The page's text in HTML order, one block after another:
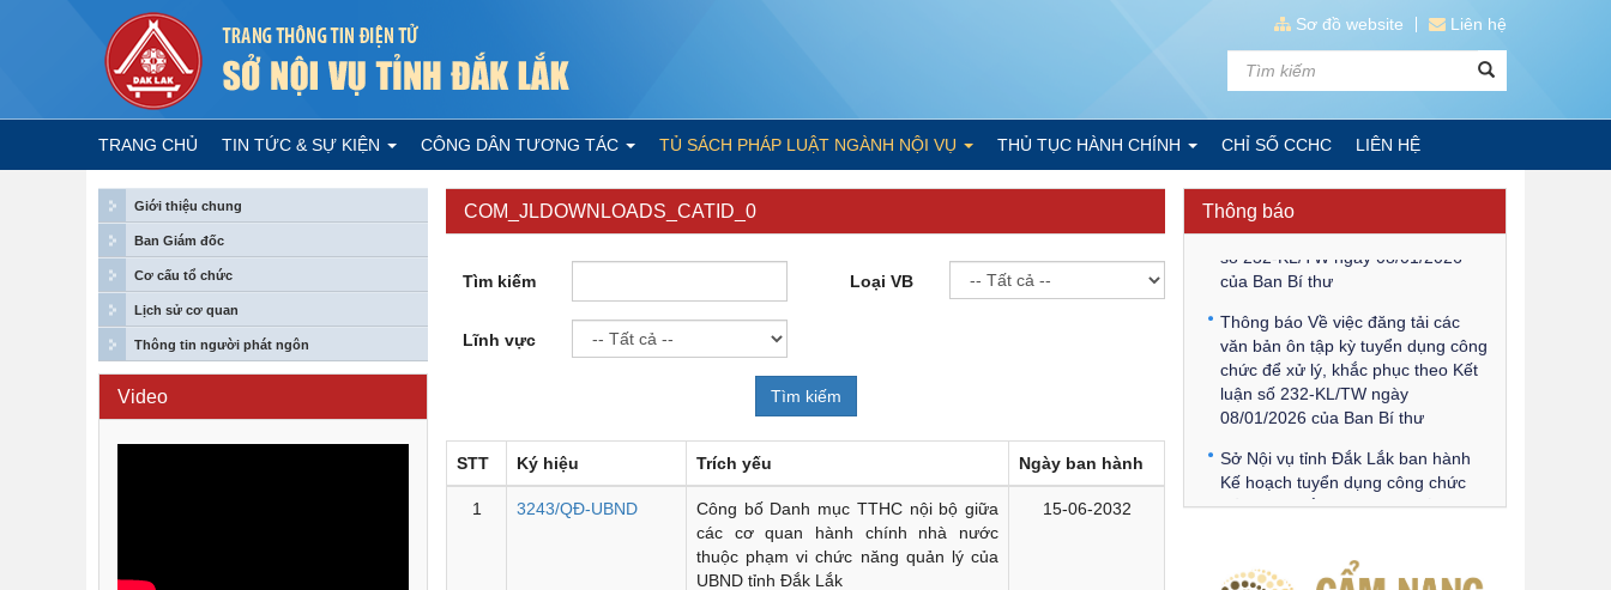
Liên hệ
Sơ đồ website
TRANG CHỦ TIN TỨC & SỰ KIỆN CÔNG DÂN TƯƠNG TÁC TỦ SÁCH PHÁP LUẬT NGÀNH NỘI VỤ THỦ TỤC HÀNH CHÍNH CHỈ SỐ CCHC LIÊN HỆ
Giới thiệu chung
Ban Giám đốc
Cơ cấu tổ chức
Lịch sử cơ quan
Thông tin người phát ngôn
Video
COM_JLDOWNLOADS_CATID_0
Tìm kiếm
Lĩnh vực
Loại VB
STT Ký hiệu Trích yếu Ngày ban hành
1 3243/QĐ-UBND
Công bố Danh mục TTHC nội bộ giữa
các cơ quan hành chính nhà nước
thuộc phạm vi chức năng quản lý của
UBND tỉnh Đắk Lắk
15-06-2032
Thông báo
Kế hoạch Kiểm tra, sát hạch để
Đắk Lắk năm 2026
sinh tham gia thi tuyển công chức
để xử lý, khắc phục theo Kết luận
của Ban Bí thư
Thông báo Về việc đăng tải các
văn bản ôn tập kỳ tuyển dụng công
chức để xử lý, khắc phục theo Kết
luận số 232-KL/TW ngày
08/01/2026 của Ban Bí thư
Sở Nội vụ tỉnh Đắk Lắk ban hành
Kế hoạch tuyển dụng công chức
để xử lý, khắc phục theo Kết luận